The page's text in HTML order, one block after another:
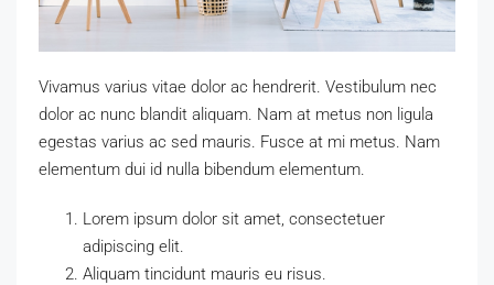
Vivamus varius vitae dolor ac hendrerit. Vestibulum nec
dolor ac nunc blandit aliquam. Nam at metus non ligula
egestas varius ac sed mauris. Fusce at mi metus. Nam
elementum dui id nulla bibendum elementum.
Lorem ipsum dolor sit amet, consectetuer
adipiscing elit.
Aliquam tincidunt mauris eu risus.